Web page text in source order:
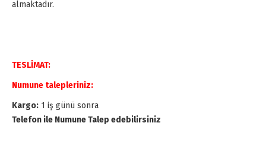
almaktadır.
TESLİMAT:
Numune talepleriniz:
Kargo: 1 iş günü sonra
Telefon ile Numune Talep edebilirsiniz